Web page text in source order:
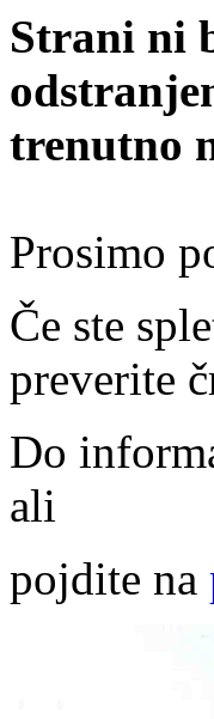
Strani ni
trenutno
Prosimo
Če ste
preverite
Do
ali
pojdite na